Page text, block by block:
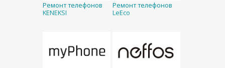
Ремонт телефонов
KENEKSI
Ремонт телефонов
LeEco